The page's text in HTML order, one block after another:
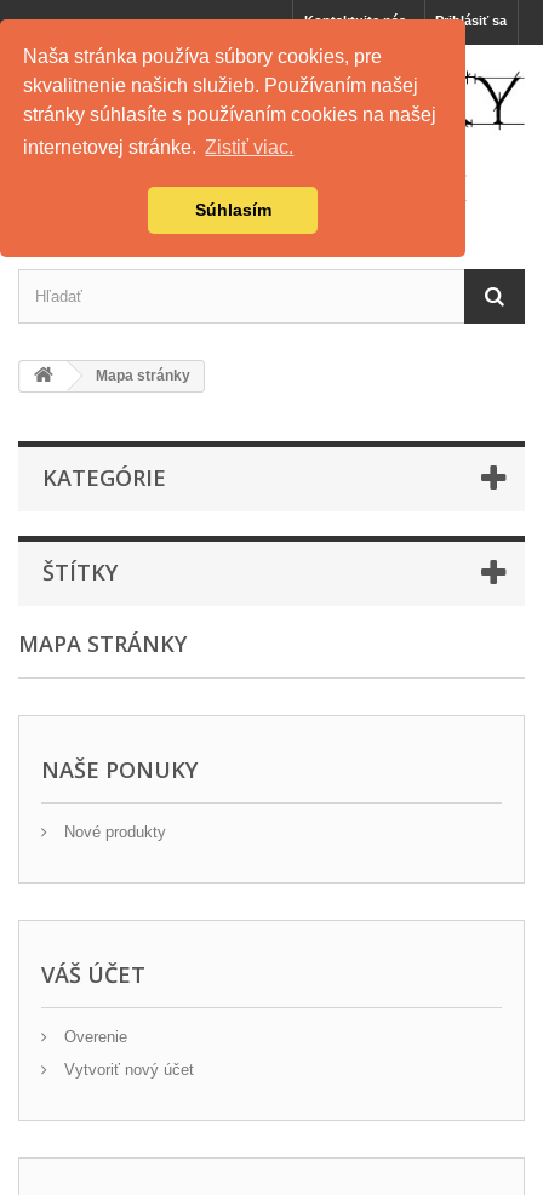
Naša stránka používa súbory cookies, pre
skvalitnenie našich služieb. Používaním našej
stránky súhlasíte s používaním cookies na našej
internetovej stránke. Zistiť viac.
Súhlasím
Prihlásiť sa
Kontaktujte nás
Mapa stránky
KATEGÓRIE
ŠTÍTKY
MAPA STRÁNKY
NAŠE PONUKY
Nové produkty
VÁŠ ÚČET
Overenie
Vytvoriť nový účet